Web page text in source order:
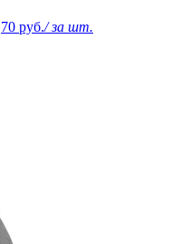
руб./ за шт.